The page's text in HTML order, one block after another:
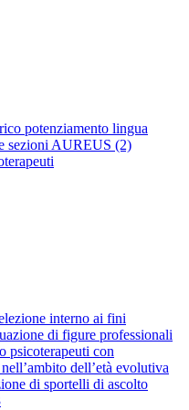
potenziamento lingua
sezioni AUREUS (2)
interno ai fini
di figure professionali
psicoterapeuti con
dell’età evolutiva
di sportelli di ascolto